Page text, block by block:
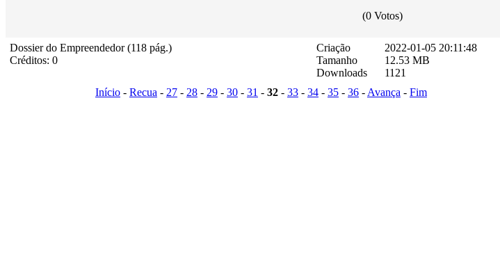
(0 Votos)
Dossier do Empreendedor (118 pág.)
Créditos: 0
Criação
Tamanho
Downloads
2022-01-05 20:11:48
12.53 MB
1121
Início - Recua - 27 - 28 - 29 - 30 - 31 - 32 - 33 - 34 - 35 - 36 -Avança - Fim